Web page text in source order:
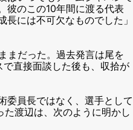
彼のこの10年間に渡る代表
には不可欠なものでした」
まだった。過去発言は尾を
直接面談した後も、収拾が
員長ではなく、選手として
た渡辺は、次のように明かし